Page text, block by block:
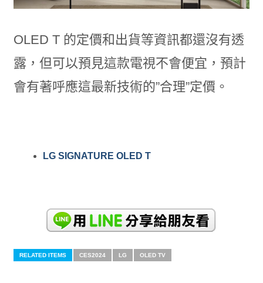
OLED T 的定價和出貨等資訊都還沒有透
露，但可以預見這款電視不會便宜，預計
會有著呼應這最新技術的”合理”定價。
LG SIGNATURE OLED T
RELATED ITEMS CES2024 LG OLED TV